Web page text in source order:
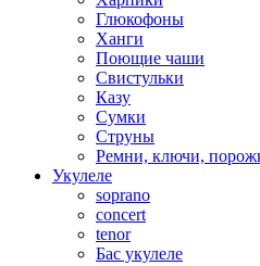
Глюкофоны
Ханги
Поющие чаши
Свистульки
Казу
Сумки
Струны
Ремни, ключи,
Укулеле
soprano
concert
tenor
Бас укулеле